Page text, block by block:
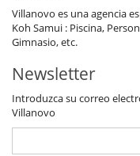
Villanovo es una agencia
Koh Samui : Piscina,
Gimnasio, etc.
Newsletter
Introduzca su correo
Villanovo